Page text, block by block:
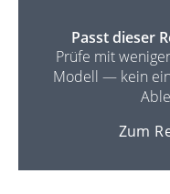
Passt dieser
Prüfe mit
Modell — kein
Zum